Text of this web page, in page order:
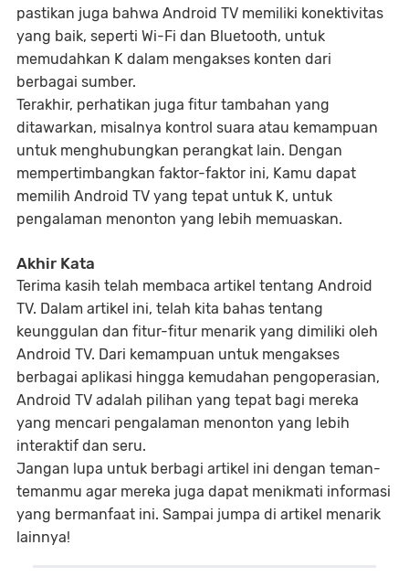
pastikan juga bahwa Android TV memiliki konektivitas
yang baik, seperti Wi-Fi dan Bluetooth, untuk
memudahkan K dalam mengakses konten dari
berbagai sumber.
Terakhir, perhatikan juga fitur tambahan yang
ditawarkan, misalnya kontrol suara atau kemampuan
untuk menghubungkan perangkat lain. Dengan
mempertimbangkan faktor-faktor ini, Kamu dapat
memilih Android TV yang tepat untuk K, untuk
pengalaman menonton yang lebih memuaskan.
Akhir Kata
Terima kasih telah membaca artikel tentang Android
TV. Dalam artikel ini, telah kita bahas tentang
keunggulan dan fitur-fitur menarik yang dimiliki oleh
Android TV. Dari kemampuan untuk mengakses
berbagai aplikasi hingga kemudahan pengoperasian,
Android TV adalah pilihan yang tepat bagi mereka
yang mencari pengalaman menonton yang lebih
interaktif dan seru.
Jangan lupa untuk berbagi artikel ini dengan teman-
temanmu agar mereka juga dapat menikmati informasi
yang bermanfaat ini. Sampai jumpa di artikel menarik
lainnya!